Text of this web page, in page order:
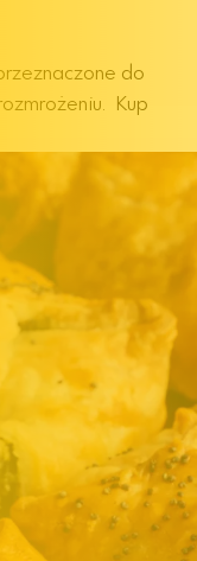
do
Kup